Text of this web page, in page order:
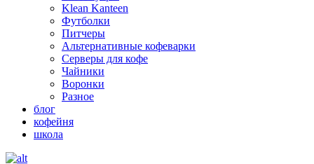
Klean Kanteen
Футболки
Питчеры
Альтернативные кофеварки
Серверы для кофе
Чайники
Воронки
Разное
блог
кофейня
школа